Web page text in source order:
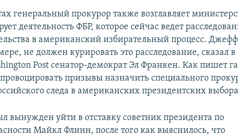
генеральный прокурор также возглавляет
деятельность ФБР, которое сейчас ведет
в американский избирательный процесс. Джефф
не должен курировать это расследование, сказал в
Post сенатор-демократ Эл Франкен. Как пишет
призывы назначить специального
следа в американских президентских
вынужден уйти в отставку советник президента по
Майкл Флинн, после того как выяснилось, что